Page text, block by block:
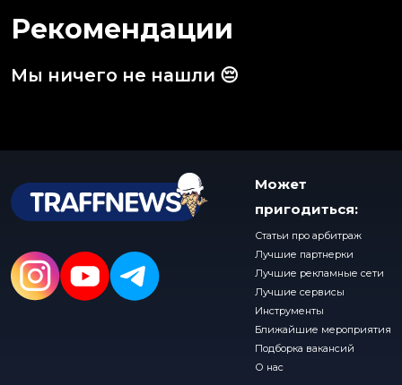
Рекомендации
Мы ничего не нашли 😔
Может
пригодиться:
Статьи про арбитраж
Лучшие партнерки
Лучшие рекламные сети
Лучшие сервисы
Инструменты
Ближайшие мероприятия
Подборка вакансий
О нас